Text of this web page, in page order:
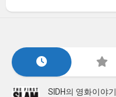
SIDH의 영화이야기